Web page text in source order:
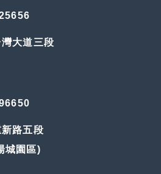
大道三段
路五段
城園區)